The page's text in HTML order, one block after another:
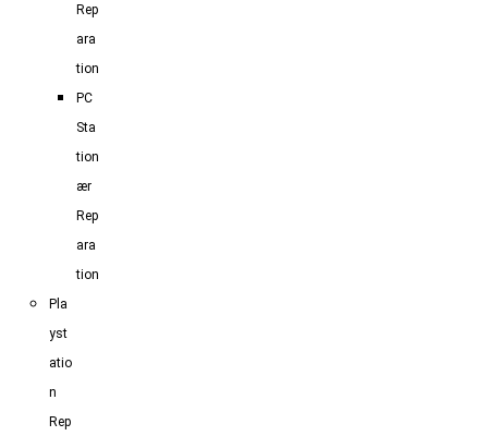
Rep
ara
tion
PC
Sta
tion
ær
Rep
ara
tion
Pla
yst
atio
n
Rep